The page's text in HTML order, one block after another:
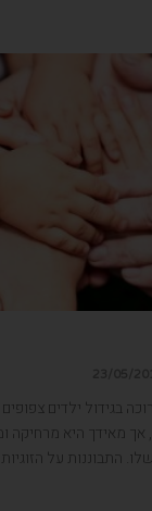
בגידול ילדים
אך מאידך היא מרחיקה
התבוננות על